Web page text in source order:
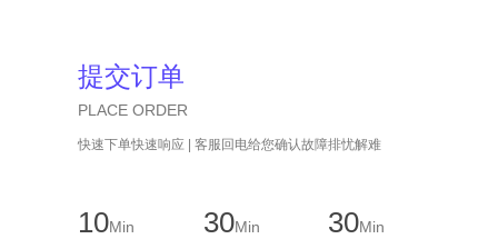
提交订单
PLACE ORDER
快速下单快速响应 | 客服回电给您确认故障排忧解难
10Min
30Min
30Min